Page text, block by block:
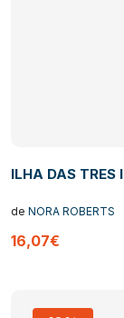
ILHA DAS TRES
de NORA ROBERTS
16,07€